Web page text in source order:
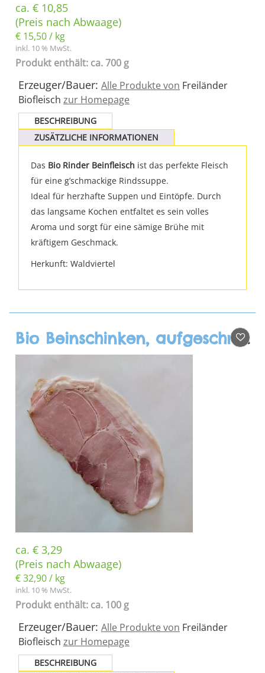
ca. € 10,85
(Preis nach Abwaage)
€ 15,50/ kg
inkl. 10 % MwSt.
Produkt enthält: ca. 700 g
Erzeuger/Bauer: Alle Produkte von Freiländer
Biofleisch zur Homepage
BESCHREIBUNG
ZUSÄTZLICHE INFORMATIONEN
Das Bio Rinder Beinfleisch ist das perfekte Fleisch
für eine g’schmackige Rindssuppe.
Ideal für herzhafte Suppen und Eintöpfe. Durch
das langsame Kochen entfaltet es sein volles
Aroma und sorgt für eine sämige Brühe mit
kräftigem Geschmack.
Herkunft: Waldviertel
Bio Beinschinken, aufgeschnitten
ca. € 3,29
(Preis nach Abwaage)
€32,90/ kg
inkl. 10 % MwSt.
Produkt enthält: ca. 100 g
Erzeuger/Bauer: Alle Produkte von Freiländer
Biofleisch zur Homepage
BESCHREIBUNG